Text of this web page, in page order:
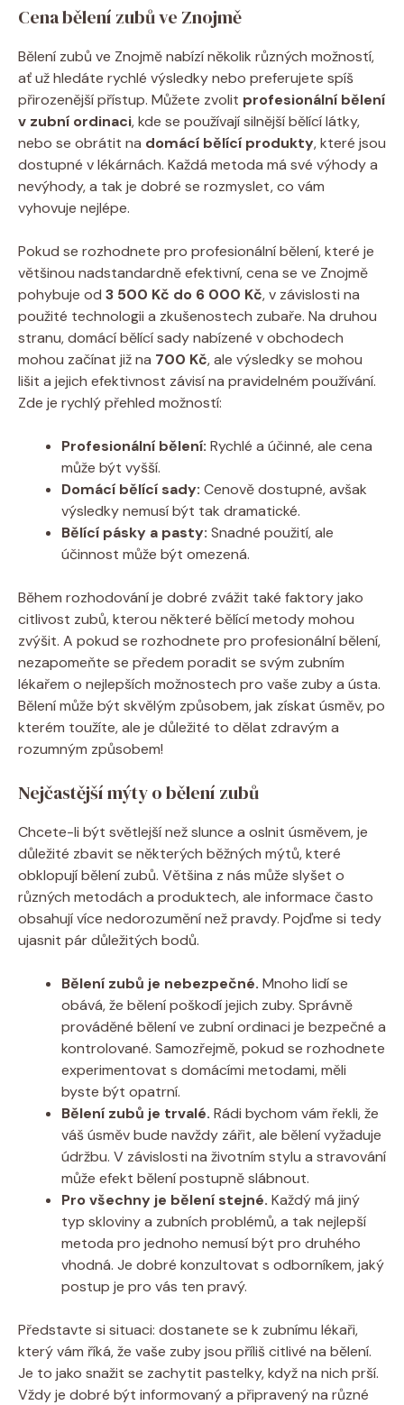
Cena bělení zubů ve Znojmě
Bělení zubů ve Znojmě nabízí několik různých možností,
ať už hledáte rychlé výsledky nebo preferujete spíš
přirozenější přístup. Můžete zvolit profesionální bělení
v zubní ordinaci, kde se používají silnější bělící látky,
nebo se obrátit na domácí bělící produkty, které jsou
dostupné v lékárnách. Každá metoda má své výhody a
nevýhody, a tak je dobré se rozmyslet, co vám
vyhovuje nejlépe.
Pokud se rozhodnete pro profesionální bělení, které je
většinou nadstandardně efektivní, cena se ve Znojmě
pohybuje od 3 500 Kč do 6 000 Kč, v závislosti na
použité technologii a zkušenostech zubaře. Na druhou
stranu, domácí bělící sady nabízené v obchodech
mohou začínat již na 700 Kč, ale výsledky se mohou
lišit a jejich efektivnost závisí na pravidelném používání.
Zde je rychlý přehled možností:
Profesionální bělení: Rychlé a účinné, ale cena
může být vyšší.
Domácí bělící sady: Cenově dostupné, avšak
výsledky nemusí být tak dramatické.
Bělící pásky a pasty: Snadné použití, ale
účinnost může být omezená.
Během rozhodování je dobré zvážit také faktory jako
citlivost zubů, kterou některé bělící metody mohou
zvýšit. A pokud se rozhodnete pro profesionální bělení,
nezapomeňte se předem poradit se svým zubním
lékařem o nejlepších možnostech pro vaše zuby a ústa.
Bělení může být skvělým způsobem, jak získat úsměv, po
kterém toužíte, ale je důležité to dělat zdravým a
rozumným způsobem!
Nejčastější mýty o bělení zubů
Chcete-li být světlejší než slunce a oslnit úsměvem, je
důležité zbavit se některých běžných mýtů, které
obklopují bělení zubů. Většina z nás může slyšet o
různých metodách a produktech, ale informace často
obsahují více nedorozumění než pravdy. Pojďme si tedy
ujasnit pár důležitých bodů.
Bělení zubů je nebezpečné. Mnoho lidí se
obává, že bělení poškodí jejich zuby. Správně
prováděné bělení ve zubní ordinaci je bezpečné a
kontrolované. Samozřejmě, pokud se rozhodnete
experimentovat s domácími metodami, měli
byste být opatrní.
Bělení zubů je trvalé. Rádi bychom vám řekli, že
váš úsměv bude navždy zářit, ale bělení vyžaduje
údržbu. V závislosti na životním stylu a stravování
může efekt bělení postupně slábnout.
Pro všechny je bělení stejné. Každý má jiný
typ skloviny a zubních problémů, a tak nejlepší
metoda pro jednoho nemusí být pro druhého
vhodná. Je dobré konzultovat s odborníkem, jaký
postup je pro vás ten pravý.
Představte si situaci: dostanete se k zubnímu lékaři,
který vám říká, že vaše zuby jsou příliš citlivé na bělení.
Je to jako snažit se zachytit pastelky, když na nich prší.
Vždy je dobré být informovaný a připravený na různé